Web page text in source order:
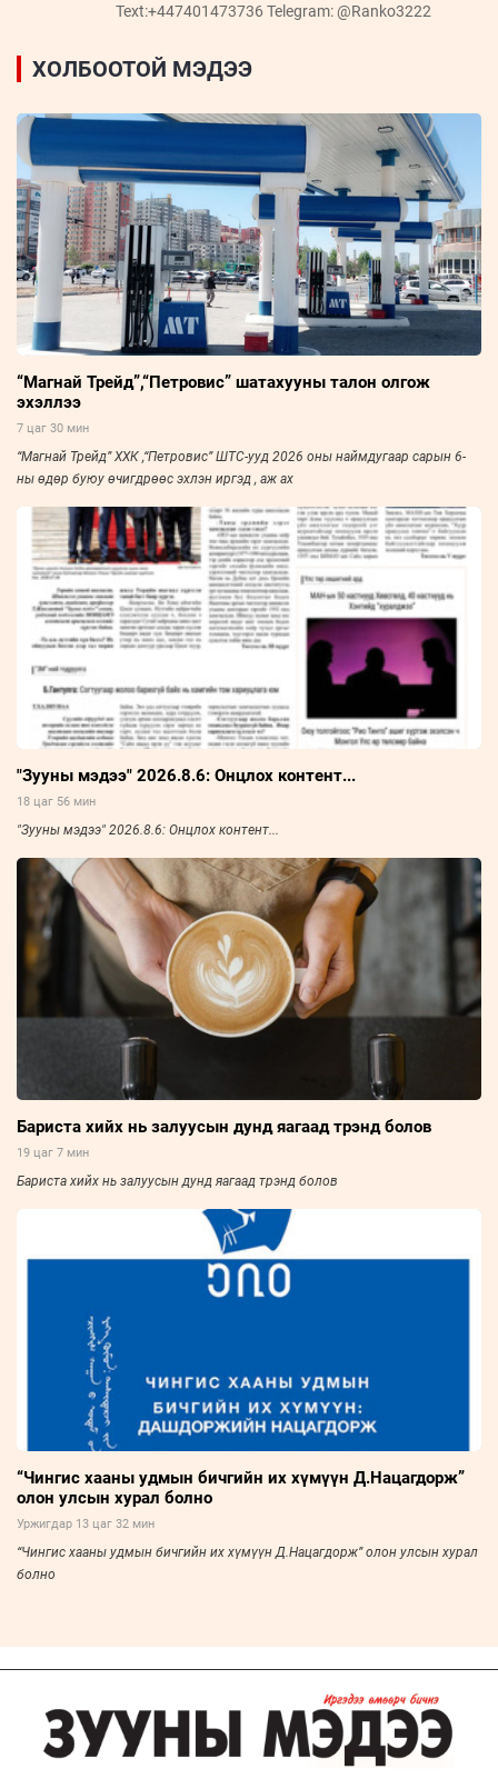
Text:+447401473736 Telegram: @Ranko3222
ХОЛБООТОЙ МЭДЭЭ
“Магнай Трейд”,“Петровис” шатахууны талон олгож
эхэллээ
7 цаг 30 мин
“Магнай Трейд” ХХК ,“Петровис” ШТС-ууд 2026 оны наймдугаар сарын 6-
ны өдөр буюу өчигдрөөс эхлэн иргэд , аж ах
"Зууны мэдээ" 2026.8.6: Онцлох контент...
18 цаг 56 мин
"Зууны мэдээ" 2026.8.6: Онцлох контент...
Бариста хийх нь залуусын дунд яагаад трэнд болов
19 цаг 7 мин
Бариста хийх нь залуусын дунд яагаад трэнд болов
“Чингис хааны удмын бичгийн их хүмүүн Д.Нацагдорж”
олон улсын хурал болно
Уржигдар 13 цаг 32 мин
“Чингис хааны удмын бичгийн их хүмүүн Д.Нацагдорж” олон улсын хурал
болно